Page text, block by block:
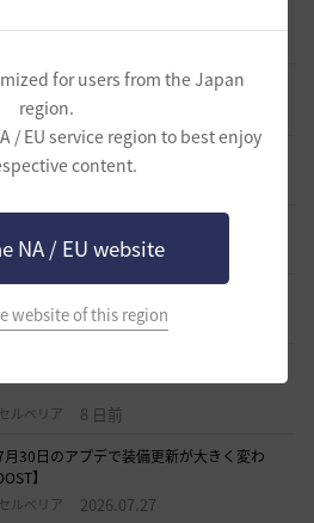
for users from the Japan
region.
/ EU service region to best enjoy
content.
NA / EU website
website of this region
黒い砂漠
ステムの基礎
レメル 6 日前
ルベリア 7 日前
セルベリア 8 日前
月30日のアプデで装備更新が大きく変わ
】
セルベリア 2026.07.27